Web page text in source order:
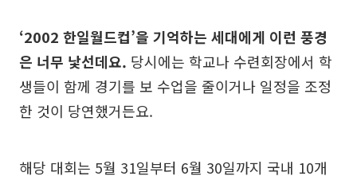
‘2002 한일월드컵’을 기억하는 세대에게 이런 풍경
은 너무 낯선데요. 당시에는 학교나 수련회장에서 학
생들이 함께 경기를 보 수업을 줄이거나 일정을 조정
한 것이 당연했거든요.
해당 대회는 5월 31일부터 6월 30일까지 국내 10개